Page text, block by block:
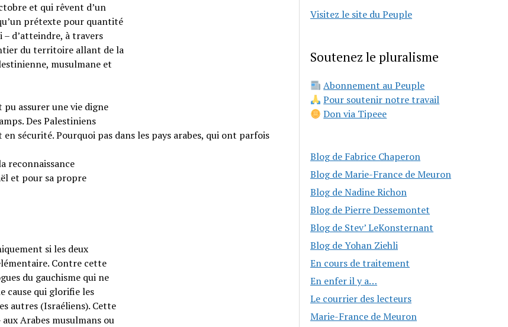
et qui rêvent d’un
prétexte pour quantité
– d’atteindre, à travers
du territoire allant de la
musulmane et
assurer une vie digne
Des Palestiniens
sécurité. Pourquoi pas dans les pays arabes, qui ont parfois
reconnaissance
et pour sa propre
si les deux
Contre cette
du gauchisme qui ne
cause qui glorifie les
autres (Israéliens). Cette
Arabes musulmans ou
Visitez le site du Peuple
Soutenez le pluralisme
Abonnement au Peuple
Pour soutenir notre travail
Don via Tipeee
Blog de Fabrice Chaperon
Blog de Marie-France de Meuron
Blog de Nadine Richon
Blog de Pierre Dessemontet
Blog de Stev’ LeKonsternant
Blog de Yohan Ziehli
En cours de traitement
En enfer il y a…
Le courrier des lecteurs
Marie-France de Meuron